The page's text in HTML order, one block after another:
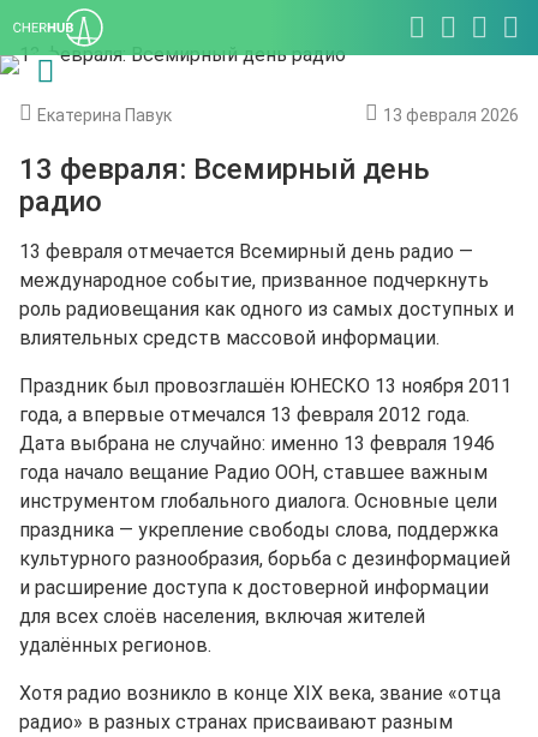
Екатерина Павук 13 февраля 2026
13 февраля: Всемирный день
радио
13 февраля отмечается Всемирный день радио —
международное событие, призванное подчеркнуть
роль радиовещания как одного из самых доступных и
влиятельных средств массовой информации.
Праздник был провозглашён ЮНЕСКО 13 ноября 2011
года, а впервые отмечался 13 февраля 2012 года.
Дата выбрана не случайно: именно 13 февраля 1946
года начало вещание Радио ООН, ставшее важным
инструментом глобального диалога. Основные цели
праздника — укрепление свободы слова, поддержка
культурного разнообразия, борьба с дезинформацией
и расширение доступа к достоверной информации
для всех слоёв населения, включая жителей
удалённых регионов.
Хотя радио возникло в конце XIX века, звание «отца
радио» в разных странах присваивают разным